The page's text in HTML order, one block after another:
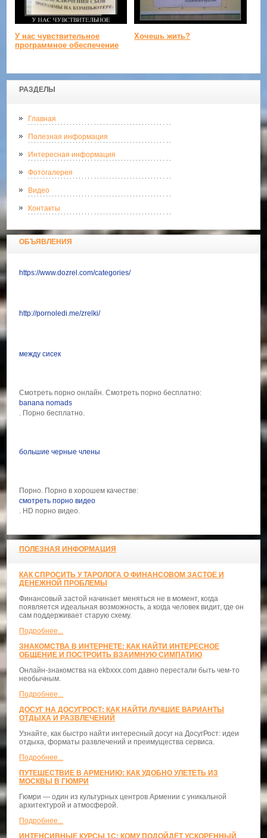
РАЗДЕЛЫ
Главная
Полезная информация
Интересная информация
Фотогалерея
Видео
Контакты
ОБЪЯВЛЕНИЯ
https://www.dozrel.com/categories/
http://pornoledi.me/zrelki/
между сисек
Смотреть порно онлайн. Смотреть порно бесплатно:
banana nomads
. Порно бесплатно.
большие черные члены
Порно. Порно в хорошем качестве:
смотреть порно видео
. HD порно видео.
ПОЛЕЗНАЯ ИНФОРМАЦИЯ
КАК СПРОСИТЬ У ТАРОЛОГА О ФИНАНСОВОМ ЗАСТОЕ И
ДЕНЕЖНОЙ ПРОБЛЕМЫ
Финансовый застой начинает меняться не в момент, когда
появляется идеальная возможность, а когда человек видит, где он
сам поддерживает старую схему.
Подробнее...
ЗНАКОМСТВА В ИНТЕРНЕТЕ: КАК НАЙТИ ИНТЕРЕСНОЕ
ОБЩЕНИЕ И ПОСТРОИТЬ ВЗАИМНУЮ СИМПАТИЮ
Онлайн-знакомства на ekbxxx.com давно перестали быть чем-то
необычным.
Подробнее...
ДОСУГ НА ДОСУГРОСТ: КАК НАЙТИ ЛУЧШИЕ ВАРИАНТЫ
ОТДЫХА И РАЗВЛЕЧЕНИЙ
Узнайте, как быстро найти интересный досуг на ДосугРост: идеи
отдыха, форматы развлечений и преимущества сервиса.
Подробнее...
ПУТЕШЕСТВИЕ В АРМЕНИЮ: КАК УДОБНО УЛЕТЕТЬ ИЗ
МОСКВЫ В ГЮМРИ
Гюмри — один из культурных центров Армении с уникальной
архитектурой и атмосферой.
Подробнее...
ИНТЕНСИВНЫЕ КУРСЫ 1С: КОМУ ПОДОЙДЁТ УСКОРЕННЫЙ
У нас чувствительное
программное обеспечение
Хочешь жить?